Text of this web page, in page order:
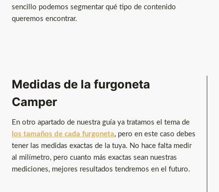
sencillo podemos segmentar qué tipo de contenido
queremos encontrar.
Medidas de la furgoneta
Camper
En otro apartado de nuestra guía ya tratamos el tema de
los tamaños de cada furgoneta, pero en este caso debes
tener las medidas exactas de la tuya. No hace falta medir
al milímetro, pero cuanto más exactas sean nuestras
mediciones, mejores resultados tendremos en el futuro.